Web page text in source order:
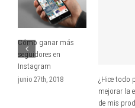
Cómo ganar más
seguidores en
Instagram
junio 27th, 2018
¿Hice todo
mejorar la
de mis